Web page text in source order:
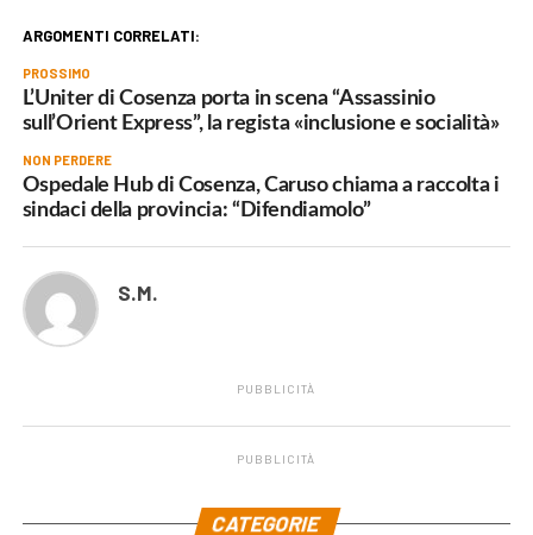
ARGOMENTI CORRELATI:
PROSSIMO
L’Uniter di Cosenza porta in scena “Assassinio
sull’Orient Express”, la regista «inclusione e socialità»
NON PERDERE
Ospedale Hub di Cosenza, Caruso chiama a raccolta i
sindaci della provincia: “Difendiamolo”
S.M.
PUBBLICITÀ
PUBBLICITÀ
CATEGORIE